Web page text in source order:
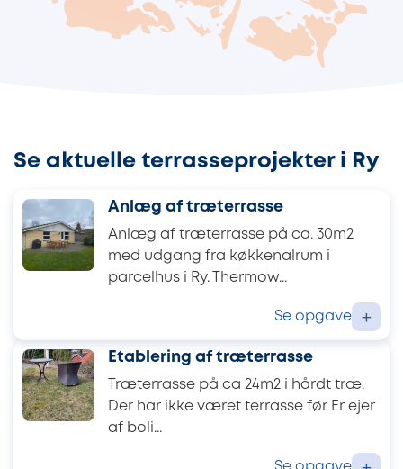
Se aktuelle terrasseprojekter i Ry
Anlæg af træterrasse
Anlæg af træterrasse på ca. 30m2
med udgang fra køkkenalrum i
parcelhus i Ry. Thermow...
Se opgave +
Etablering af træterrasse
Træterrasse på ca 24m2 i hårdt træ.
Der har ikke været terrasse før Er ejer
af boli...